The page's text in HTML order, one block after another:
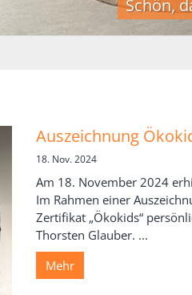
Schön,
Auszeichnung
18. Nov. 2024
Am 18. November 2024
Im Rahmen einer
Zertifikat „Ökokids“
Thorsten Glauber. ...
Mehr